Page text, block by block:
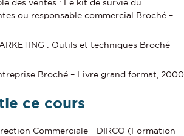
des ventes : Le kit de survie du
ou responsable commercial Broché –
: Outils et techniques Broché –
Broché – Livre grand format, 2000
ce cours
Commerciale - DIRCO (Formation